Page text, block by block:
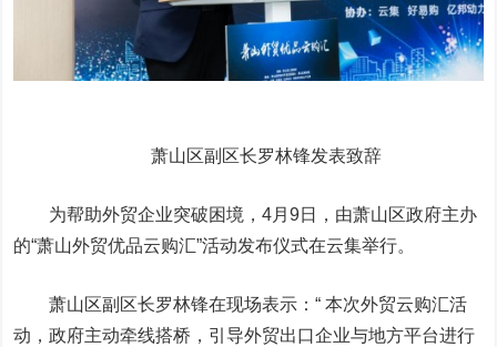
萧山区副区长罗林锋发表致辞
为帮助外贸企业突破困境，4月9日，由萧山区政府主办
的“萧山外贸优品云购汇”活动发布仪式在云集举行。
萧山区副区长罗林锋在现场表示：“ 本次外贸云购汇活
动，政府主动牵线搭桥，引导外贸出口企业与地方平台进行